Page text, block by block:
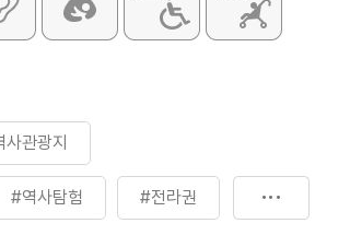
관광지
#역사탐험 #전라권